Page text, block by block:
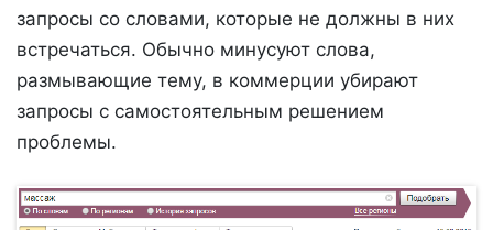
запросы со словами, которые не должны в них
встречаться. Обычно минусуют слова,
размывающие тему, в коммерции убирают
запросы с самостоятельным решением
проблемы.